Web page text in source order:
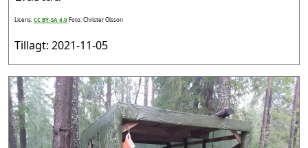
Licens:CC BY-SA 4.0Foto: Christer Olsson
Tillagt: 2021-11-05